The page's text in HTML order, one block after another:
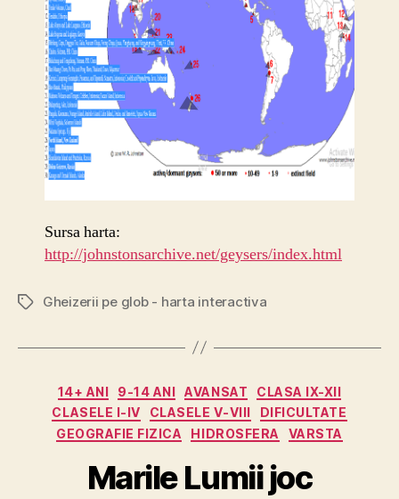
Sursa harta:
http://johnstonsarchive.net/geysers/index.html
EticheteGheizerii pe glob - harta interactiva
Categorii
14+ ANI 9-14 ANI AVANSAT
CLASA IX-XII
CLASELE I-IV
CLASELE V-VIII
DIFICULTATE
GEOGRAFIE FIZICA
HIDROSFERA VARSTA
Marile Lumii joc